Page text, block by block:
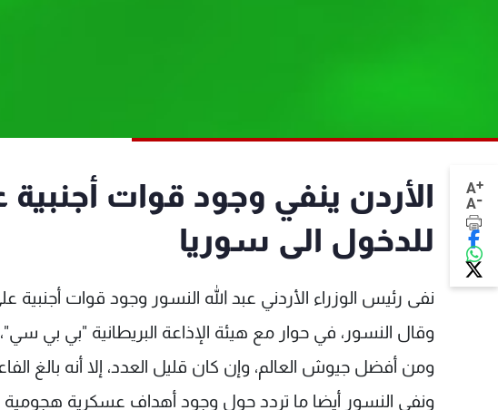
A+
A-
الأردن ينفي وجود قوات
للدخول الى سوريا
نفى رئيس الوزراء الأردني عبد الله النسور وجود قوات أجنبية
وقال النسور، في حوار مع هيئة الإذاعة البريطانية "بي بي
ومن أفضل جيوش العالم، وإن كان قليل العدد، إلا أنه بالغ
ونفى النسور أيضا ما تردد حول وجود أهداف عسكرية هجومية